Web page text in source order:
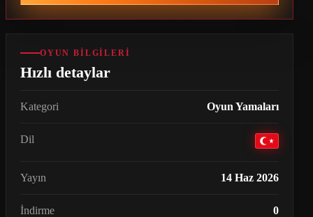
OYUN BILGILERI
Hızlı detaylar
Kategori Oyun Yamaları
Dil
Yayın 14 Haz 2026
İndirme 0